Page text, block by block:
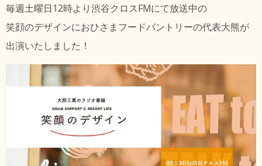
毎週土曜日12時より渋谷クロスFMにて放送中の
笑顔のデザインにおひさまフードパントリーの代表大熊が
出演いたしました！